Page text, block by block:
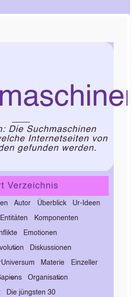
Die Suchmaschinen
Internetseiten von
gefunden werden.
Verzeichnis
Autor Überblick Ur-Ideen
Entitäten Komponenten
Emotionen
Diskussionen
Materie Einzeller
Organisation
Die jüngsten 30